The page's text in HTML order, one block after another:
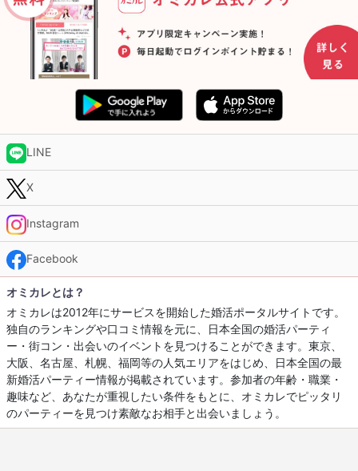
LINE
X
Instagram
Facebook
オミカレとは？
オミカレは2012年にサービスを開始した婚活ポータルサイトです。
独自のランキングや口コミ情報を元に、日本全国の婚活パーティ
ー・街コン・出会いのイベントを見つけることができます。東京、
大阪、名古屋、札幌、福岡等の人気エリアをはじめ、日本全国の最
新婚活パーティー情報が掲載されています。参加者の年齢・職業・
趣味など、あなたが重視したい条件をもとに、オミカレでピッタリ
のパーティーを見つけ素敵なお相手と出会いましょう。